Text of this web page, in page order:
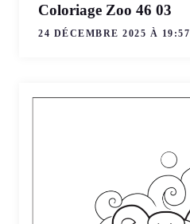
Coloriage Zoo 46 03
24 DÉCEMBRE 2025 À 19:57